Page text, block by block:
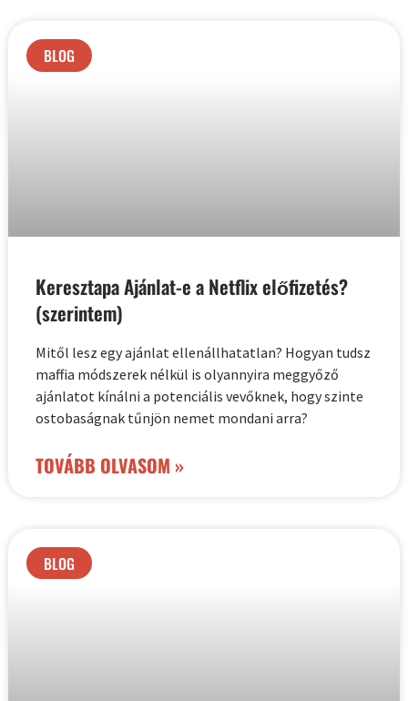
BLOG
Keresztapa Ajánlat-e a Netflix előfizetés?
(szerintem)
Mitől lesz egy ajánlat ellenállhatatlan? Hogyan tudsz
maffia módszerek nélkül is olyannyira meggyőző
ajánlatot kínálni a potenciális vevőknek, hogy szinte
ostobaságnak tűnjön nemet mondani arra?
TOVÁBB OLVASOM »
BLOG